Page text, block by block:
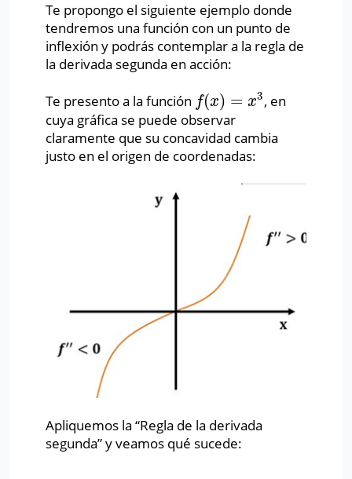
Te propongo el siguiente ejemplo donde
tendremos una función con un punto de
inflexión y podrás contemplar a la regla de
la derivada segunda en acción:
Te presento a la función f(x) = x3
f(x)=x 3
, en
cuya gráfica se puede observar
claramente que su concavidad cambia
justo en el origen de coordenadas:
Apliquemos la “Regla de la derivada
segunda” y veamos qué sucede: